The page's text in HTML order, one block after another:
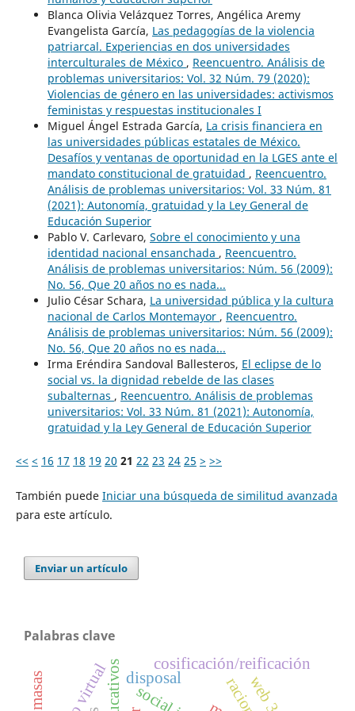
Blanca Olivia Velázquez Torres, Angélica Aremy
Evangelista García, Las pedagogías de la violencia
patriarcal. Experiencias en dos universidades
interculturales de México , Reencuentro. Análisis de
problemas universitarios: Vol. 32 Núm. 79 (2020):
Violencias de género en las universidades: activismos
feministas y respuestas institucionales I
Miguel Ángel Estrada García, La crisis financiera en
las universidades públicas estatales de México.
Desafíos y ventanas de oportunidad en la LGES ante el
mandato constitucional de gratuidad , Reencuentro.
Análisis de problemas universitarios: Vol. 33 Núm. 81
(2021): Autonomía, gratuidad y la Ley General de
Educación Superior
Pablo V. Carlevaro, Sobre el conocimiento y una
identidad nacional ensanchada , Reencuentro.
Análisis de problemas universitarios: Núm. 56 (2009):
No. 56, Que 20 años no es nada...
Julio César Schara, La universidad pública y la cultura
nacional de Carlos Montemayor , Reencuentro.
Análisis de problemas universitarios: Núm. 56 (2009):
No. 56, Que 20 años no es nada...
Irma Eréndira Sandoval Ballesteros, El eclipse de lo
social vs. la dignidad rebelde de las clases
subalternas , Reencuentro. Análisis de problemas
universitarios: Vol. 33 Núm. 81 (2021): Autonomía,
gratuidad y la Ley General de Educación Superior
<< < 16 17 18 19 20 21 22 23 24 25 > >>
También puede Iniciar una búsqueda de similitud avanzada
para este artículo.
Enviar un artículo
Palabras clave
disposal
cosificación/reificación
web 3.0